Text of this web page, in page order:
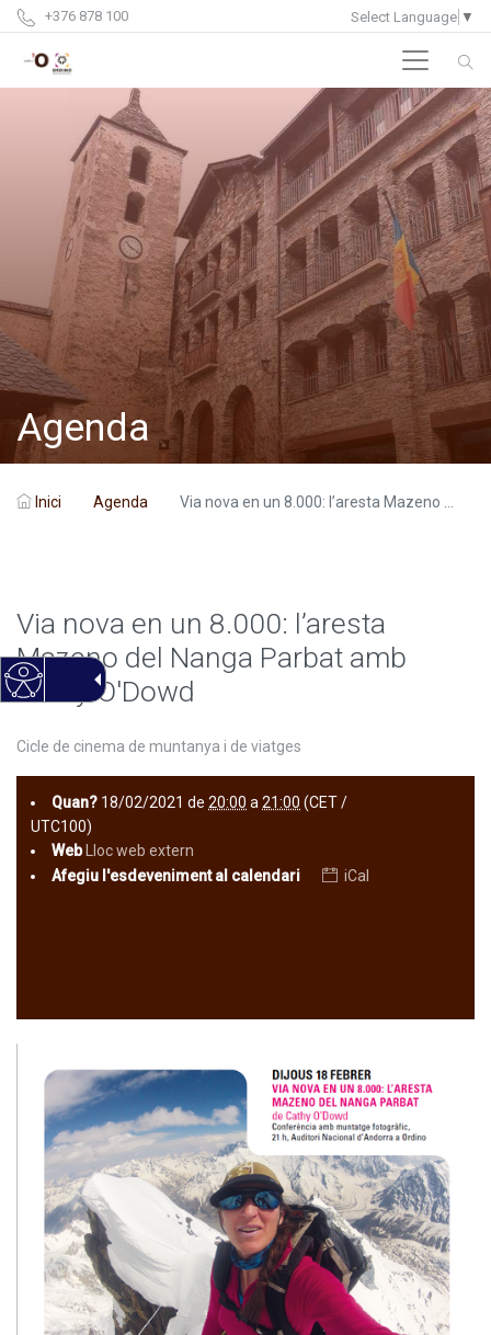
+376 878 100 Select Language ▼
Agenda
Inici Agenda Via nova en un 8.000: l’aresta Mazeno ...
Via nova en un 8.000: l’aresta
Mazeno del Nanga Parbat amb
Cathy O'Dowd
Cicle de cinema de muntanya i de viatges
Quan? 18/02/2021 de 20:00 a 21:00 (CET /
UTC100)
Web
Lloc web extern
Afegiu l'esdeveniment al calendari
iCal